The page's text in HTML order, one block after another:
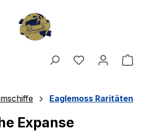
Du hast 0
Eaglemoss Raritäten
Expanse